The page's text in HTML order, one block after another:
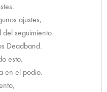
ajustes,
del seguimiento
Deadband.
esto.
en el podio.